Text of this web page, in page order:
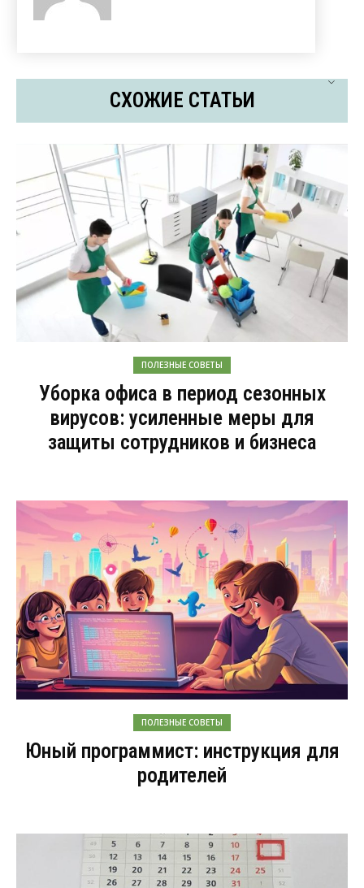
СХОЖИЕ СТАТЬИ
ПОЛЕЗНЫЕ СОВЕТЫ
Уборка офиса в период сезонных
вирусов: усиленные меры для
защиты сотрудников и бизнеса
ПОЛЕЗНЫЕ СОВЕТЫ
Юный программист: инструкция для
родителей